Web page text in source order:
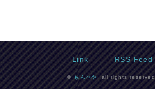
Link - - - -RSS Feed
©もんぺや. all rights